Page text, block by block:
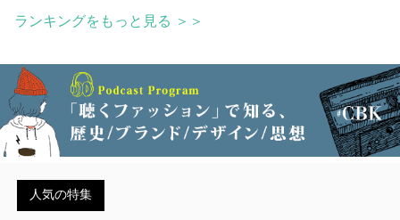
ランキングをもっと見る ＞＞
人気の特集